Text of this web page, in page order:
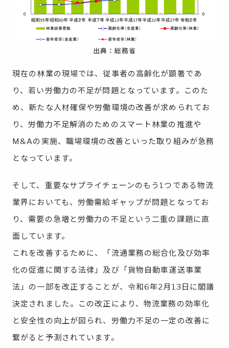
出典：総務省
現在の林業の現場では、従事者の高齢化が顕著であ
り、若い労働力の不足が問題となっています。このた
め、新たな人材確保や労働環境の改善が求められてお
り、労働力不足解消のためのスマート林業の推進や
M&Aの実施、職場環境の改善といった取り組みが急務
となっています。
そして、重要なサプライチェーンのもう1つである物流
業界においても、労働需給ギャップが問題となってお
り、需要の急増と労働力の不足という二重の課題に直
面しています。
これを改善するために、「流通業務の総合化及び効率
化の促進に関する法律」及び「貨物自動車運送事業
法」の一部を改正することが、令和6年2月13日に閣議
決定されました。この改正により、物流業務の効率化
と安全性の向上が図られ、労働力不足の一定の改善に
繋がると予測されています。